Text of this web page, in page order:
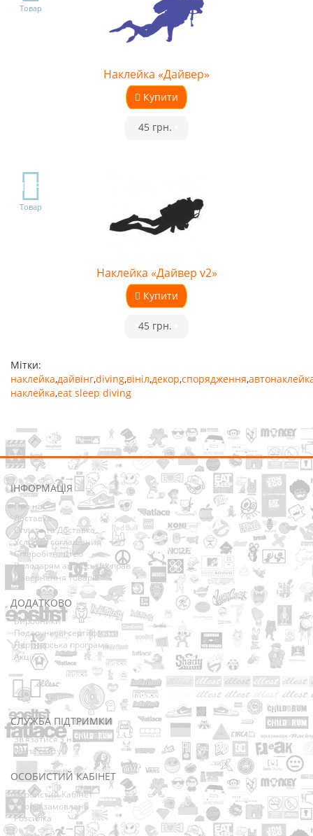
Товар
Наклейка «Дайвер»
Купити
45 грн.
TOP
Товар
Наклейка «Дайвер v2»
Купити
45 грн.
Мітки:
наклейка,дайвінг,diving,вініл,декор,спорядження,
наклейка,eat sleep diving
ІНФОРМАЦІЯ
Про нас
Доставка
Оплата та Доставка
Условия соглашения
Співробітництво
Володарям авторських прав
Повернення товарів
ДОДАТКОВО
Виробники
Подарункові сертифікати
Партнерська програма
Акції
СЛУЖБА ПІДТРИМКИ
Зв’язатися з нами
Мапа сайту
ОСОБИСТИЙ КАБІНЕТ
Особистий Кабінет
Історія замовлень
Розсилка